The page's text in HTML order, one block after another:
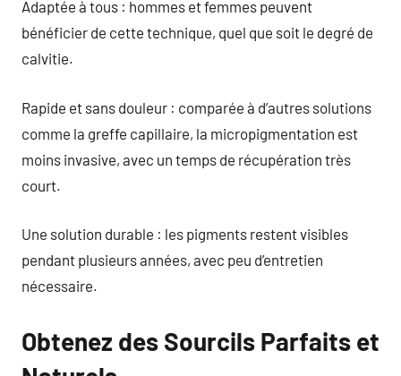
Adaptée à tous : hommes et femmes peuvent
bénéficier de cette technique, quel que soit le degré de
calvitie.
Rapide et sans douleur : comparée à d’autres solutions
comme la greffe capillaire, la micropigmentation est
moins invasive, avec un temps de récupération très
court.
Une solution durable : les pigments restent visibles
pendant plusieurs années, avec peu d’entretien
nécessaire.
Obtenez des Sourcils Parfaits et